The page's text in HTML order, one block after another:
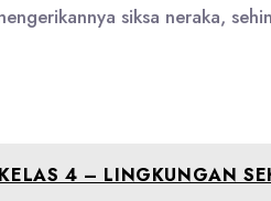
siksa neraka,
4 – LINGKUNGAN